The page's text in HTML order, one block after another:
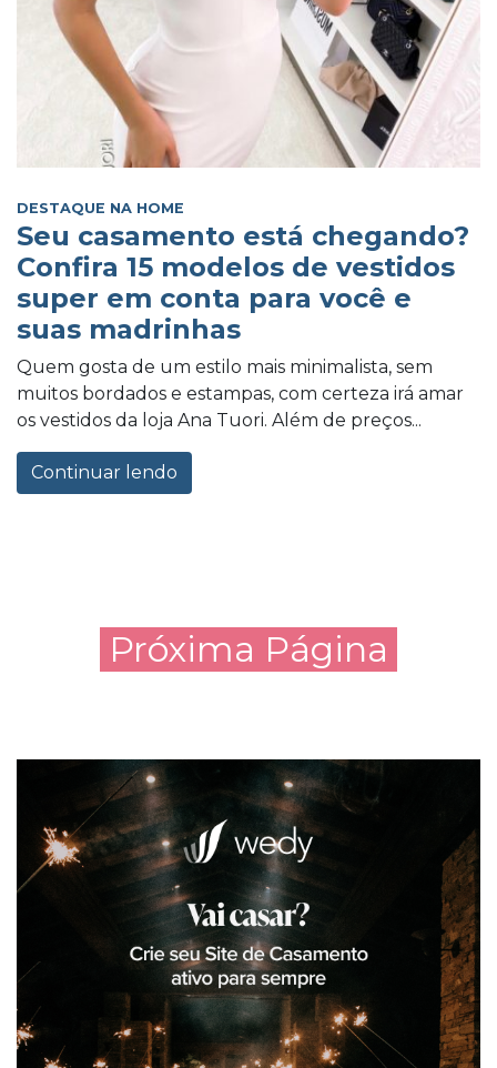
DESTAQUE NA HOME
Seu casamento está chegando?
Confira 15 modelos de vestidos
super em conta para você e
suas madrinhas
Quem gosta de um estilo mais minimalista, sem
muitos bordados e estampas, com certeza irá amar
os vestidos da loja Ana Tuori. Além de preços...
Continuar lendo
Próxima Página